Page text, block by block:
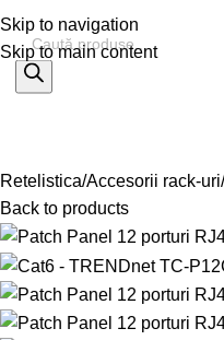
Skip to navigation
Skip to main content
Retelistica Accesorii rack-uri
Back to products